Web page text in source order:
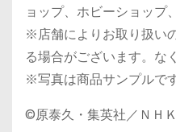
ョップ、ホビーショップ
※店舗によりお取り扱い
る場合がございます。な
※写真は商品サンプル
©原泰久・集英社／ＮＨ